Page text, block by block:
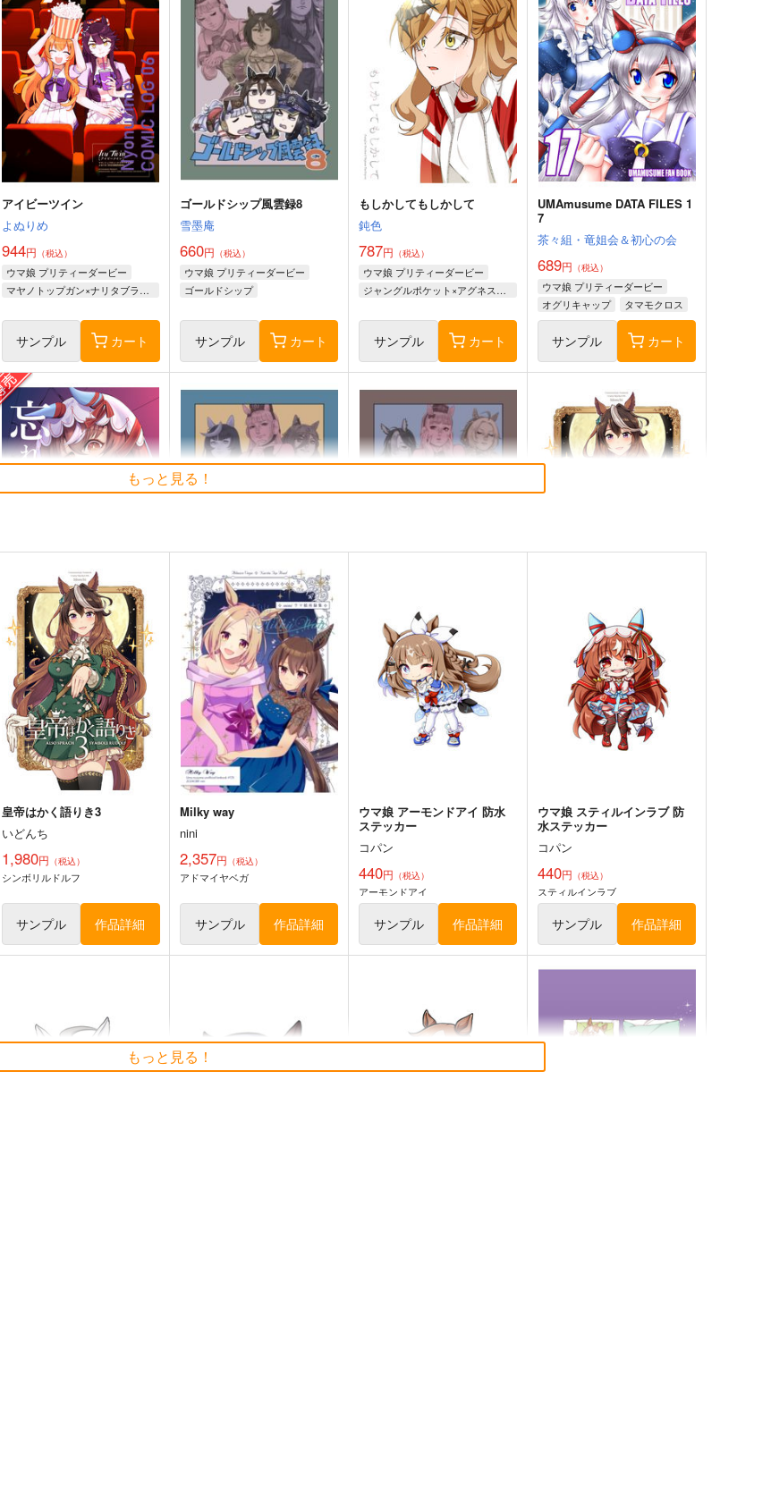
アイビーツイン
よぬりめ
944円 （税込）
ウマ娘 プリティーダービー
マヤノトップガン×ナリタブライアン
サンプル カート
ゴールドシップ風雲録8
雪墨庵
660円 （税込）
ウマ娘 プリティーダービー
ゴールドシップ
サンプル カート
もしかしてもしかして
鈍色
787円 （税込）
ウマ娘 プリティーダービー
ジャングルポケット×アグネスタキオン
サンプル カート
UMAmusume DATA FILES 1
7
茶々組・竜姐会＆初心の会
689円 （税込）
ウマ娘 プリティーダービー
オグリキャップ
タマモクロス
スーパークリーク
サンプル カート
忘れ物のありか
モス製麺
専売 200円（税込）
ウマ娘 プリティーダービー
スティルインラブ
サンプル カート
ゴールドシップ風雲録7
雪墨庵
660円（税込）
ウマ娘 プリティーダービー
ゴールドシップ
ノーリーズン
カルストンライトオ
サンプル カート
ゴールドシップ風雲録６
雪墨庵
660円（税込）
ウマ娘 プリティーダービー
ゴールドシップ
オルフェーヴル
皇帝はかく語りき3
いどんち
1,980円（税込）
ウマ娘 プリティーダービー
シンボリルドルフ
ジェンティルドンナ
ウマ娘 マチカネタンホイザ耐
カードスリーブ『ダイワスカ
ーレット』
UMAMANGAアラカル
ウマ娘 ベルノライト 防水ス
もっと見る！
皇帝はかく語りき3
いどんち
1,980円 （税込）
シンボリルドルフ
サンプル 作品詳細
Milky way
nini
2,357円 （税込）
アドマイヤベガ
サンプル 作品詳細
ウマ娘 アーモンドアイ 防水
ステッカー
コパン
440円 （税込）
アーモンドアイ
サンプル 作品詳細
ウマ娘 スティルインラブ 防
水ステッカー
コパン
440円 （税込）
スティルインラブ
サンプル 作品詳細
もっと見る！